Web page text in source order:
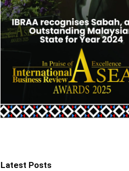
Latest Posts